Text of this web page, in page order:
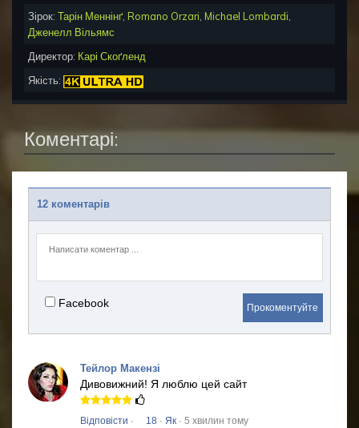
Зірок: Тарін Меннінґ Romano Orzari Michael Lombardi
Дженелл Вільямс
Директор: Карі Скоґленд
Якість:
Коментарі:
12 коментарів
Facebook Прокоментуйте
Тейлор Макензі
Дивовижний! Я люблю цей сайт
Відповісти · 18 · Як · 5 хвилин тому